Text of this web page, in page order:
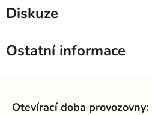
Diskuze
Ostatní informace
Otevírací doba provozovny: